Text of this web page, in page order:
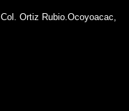
Ortiz Rubio.Ocoyoacac,